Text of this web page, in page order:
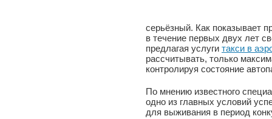
серьёзный. Как показывает
в течение первых двух лет
предлагая услуги такси в
рассчитывать, только
контролируя состояние
По мнению известного
одно из главных условий
для выживания в период